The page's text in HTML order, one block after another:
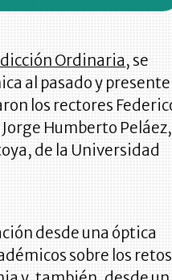
Ordinaria, se
al pasado y presente
los rectores
Humberto Peláez,
de la Universidad
desde una óptica
sobre los retos